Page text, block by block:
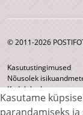
Kasutame
parandamiseks
© 2011-2026
Kasutustingimused
Nõusolek
Kodulehe kaart